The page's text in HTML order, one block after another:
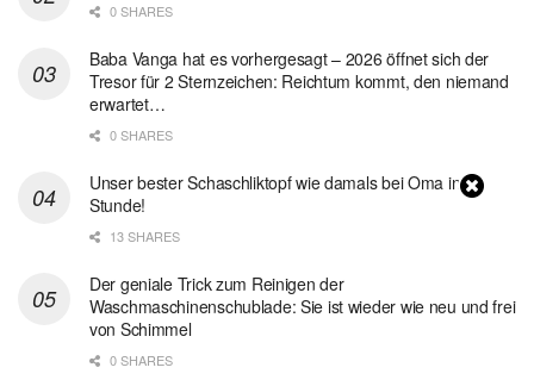
0 SHARES
Baba Vanga hat es vorhergesagt – 2026 öffnet sich der
Tresor für 2 Sternzeichen: Reichtum kommt, den niemand
erwartet…
0 SHARES
Unser bester Schaschliktopf wie damals bei Oma in 1
Stunde!
13 SHARES
Der geniale Trick zum Reinigen der
Waschmaschinenschublade: Sie ist wieder wie neu und frei
von Schimmel
0 SHARES